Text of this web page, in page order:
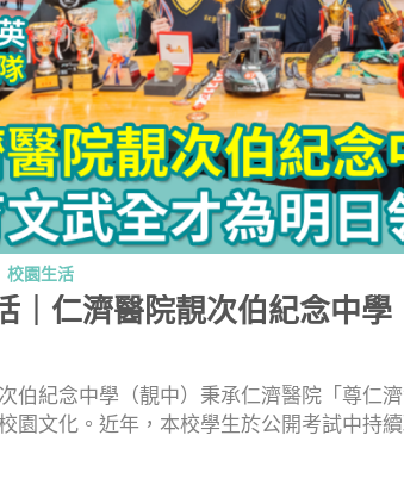
校園生活
｜仁濟醫院靚次伯紀念中
伯紀念中學（靚中）秉承仁濟醫院「尊仁
園文化。近年，本校學生於公開考試中持
及中國內地多所著名學府，如清華大學、